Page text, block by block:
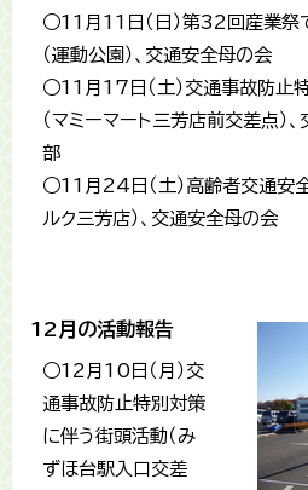
○11月11日（日）第32回産業祭
（運動公園）、交通安全母の会
○11月17日（土）交通事故防止
（マミーマート三芳店前交差点）
部
○11月24日（土）高齢者交通安
ルク三芳店）、交通安全母の会
12月の活動報告
○12月10日（月）交
通事故防止特別対策
に伴う街頭活動（み
ずほ台駅入口交差